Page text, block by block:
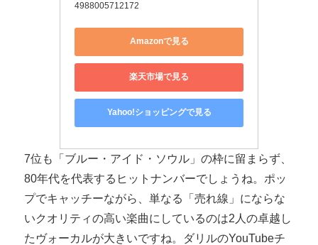
4988005712172
Amazonで見る
楽天市場で見る
Yahoo!ショッピングで見る
7位も「ブルー・アイド・ソウル」の枠に留まらず、
80年代を代表するヒットナンバーでしょうね。ポッ
プでキャッチーながら、単なる「売れ線」にならな
いクオリティの高い楽曲にしているのは2人の卓越し
たヴォーカルが大きいですね。ダリルのYouTubeチ